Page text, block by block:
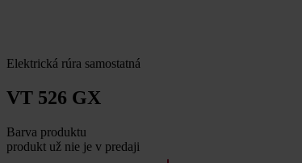
Elektrická rúra samostatná
VT 526 GX
Barva produktu
produkt už nie je v predaji